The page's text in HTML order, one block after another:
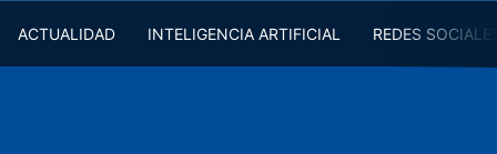
ACTUALIDAD INTELIGENCIA ARTIFICIAL REDES